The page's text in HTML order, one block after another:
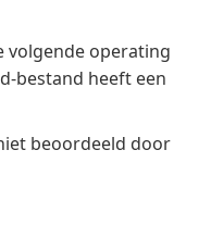
volgende operating
bestand heeft een
beoordeeld door